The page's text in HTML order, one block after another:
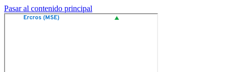
Pasar al contenido principal